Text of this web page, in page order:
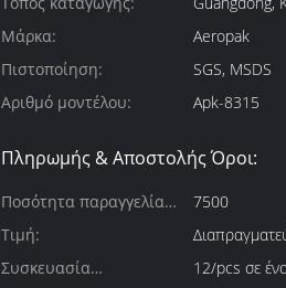
Μάρκα:
Aeropak
Πιστοποίηση:
SGS, MSDS
Αριθμό μοντέλου:
Apk-8315
Πληρωμής & Αποστολής Όροι:
Ποσότητα παραγγελίας
min:
7500
Τιμή:
Συσκευασία
12/pcs σε